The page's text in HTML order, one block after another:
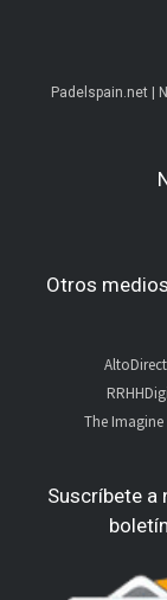
Padelspain.net |
Otros
The Imagine
Suscríbete a
boletín